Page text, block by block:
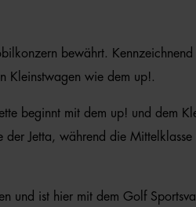
bewährt.
Kleinstwagen wie dem up!.
beginnt mit dem up! und dem
Jetta, während die
und ist hier mit dem Golf